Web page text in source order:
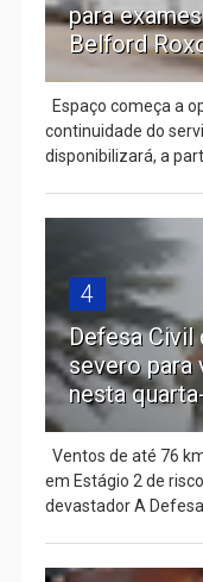
para
Belford
Espaço começa a
continuidade do
disponibilizará, a
4
Defesa Civil
severo para
nesta
Ventos de até 76
em Estágio 2 de
devastador A Defesa